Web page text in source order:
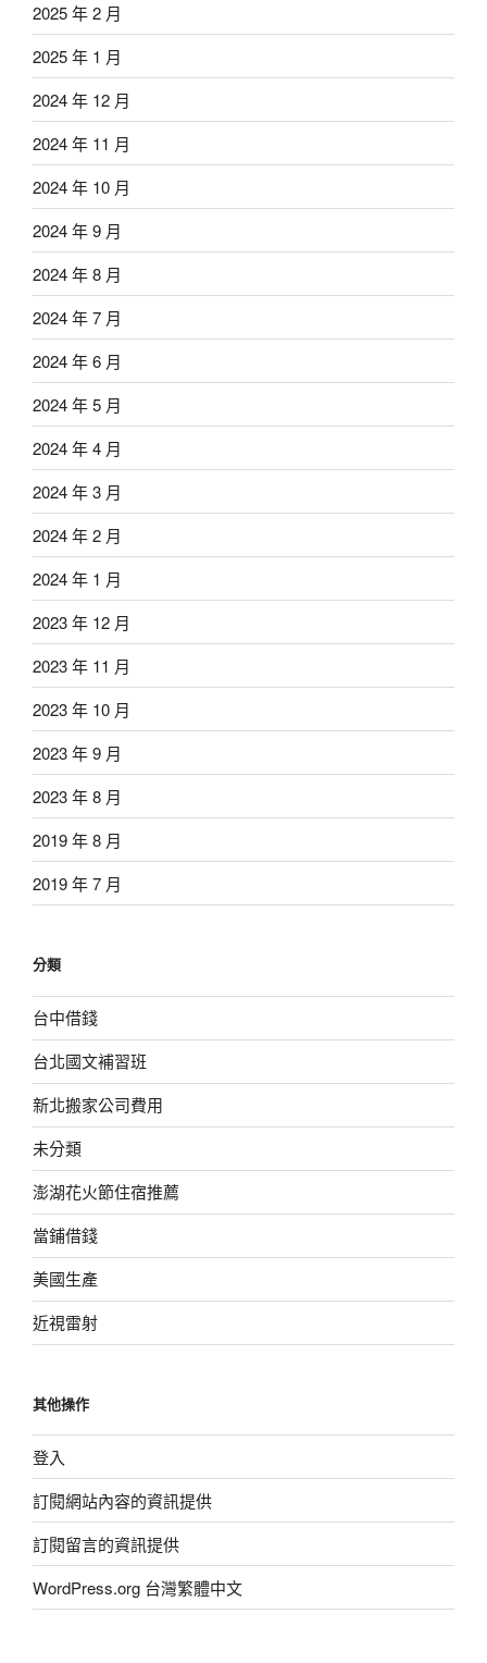
2025 年 2 月
2025 年 1 月
2024 年 12 月
2024 年 11 月
2024 年 10 月
2024 年 9 月
2024 年 8 月
2024 年 7 月
2024 年 6 月
2024 年 5 月
2024 年 4 月
2024 年 3 月
2024 年 2 月
2024 年 1 月
2023 年 12 月
2023 年 11 月
2023 年 10 月
2023 年 9 月
2023 年 8 月
2019 年 8 月
2019 年 7 月
分類
台中借錢
台北國文補習班
新北搬家公司費用
未分類
澎湖花火節住宿推薦
當鋪借錢
美國生產
近視雷射
其他操作
登入
訂閱網站內容的資訊提供
訂閱留言的資訊提供
WordPress.org 台灣繁體中文